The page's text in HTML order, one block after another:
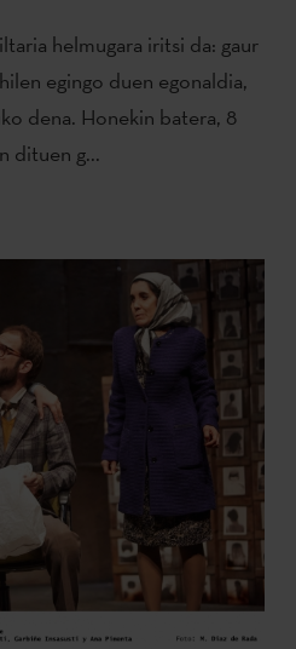
helmugara iritsi da: gaur
egingo duen egonaldia,
dena. Honekin batera, 8
dituen g...